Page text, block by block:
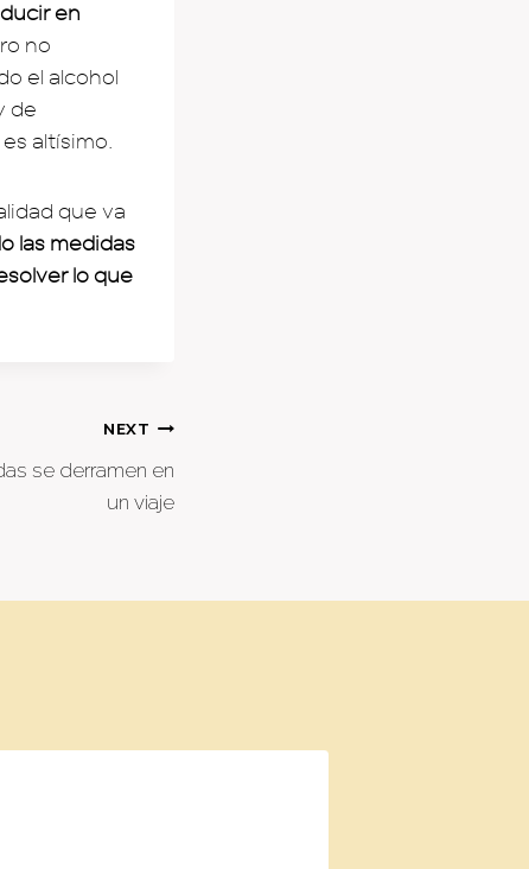
en
no
el alcohol
de
altísimo.
que va
las medidas
lo que
NEXT
se derramen en
un viaje